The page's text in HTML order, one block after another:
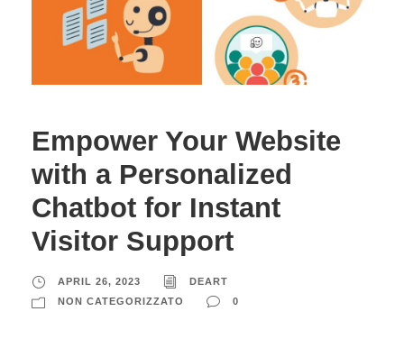
Empower Your Website
with a Personalized
Chatbot for Instant
Visitor Support
APRIL 26, 2023
DEART
NON CATEGORIZZATO
0